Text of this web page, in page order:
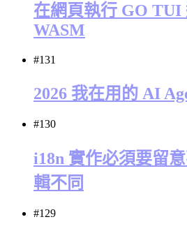
在網頁執行 GO TUI
WASM
#131
2026 我在用的 AI
#130
i18n 實作必須要留
輯不同
#129